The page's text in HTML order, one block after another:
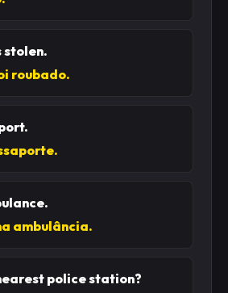
stolen.
roubado.
ambulância.
police station?